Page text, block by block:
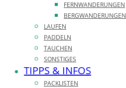
FERNWANDERUNGEN
BERGWANDERUNGEN
LAUFEN
PADDELN
TAUCHEN
SONSTIGES
TIPPS & INFOS
PACKLISTEN